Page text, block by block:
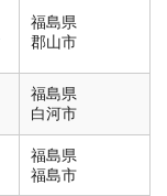
福島県
郡山市
福島県
白河市
福島県
福島市